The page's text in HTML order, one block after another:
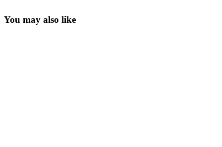
You may also like